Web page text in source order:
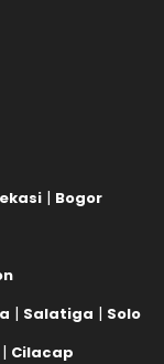
| Bogor
| Salatiga | Solo
| Cilacap